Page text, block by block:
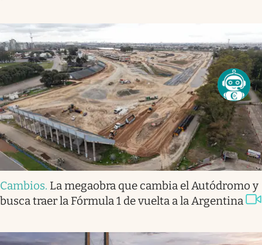
Cambios. La megaobra que cambia el Autódromo y
busca traer la Fórmula 1 de vuelta a la Argentina